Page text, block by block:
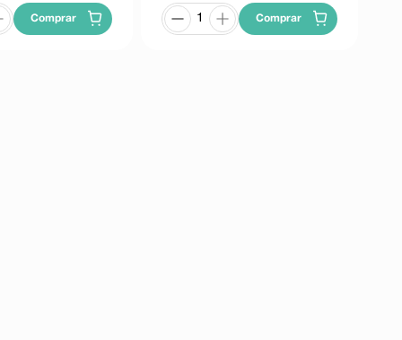
Comprar Comprar